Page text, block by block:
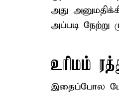
அது
அப்படி நேற்று
உரிமம்
இதைப்போல